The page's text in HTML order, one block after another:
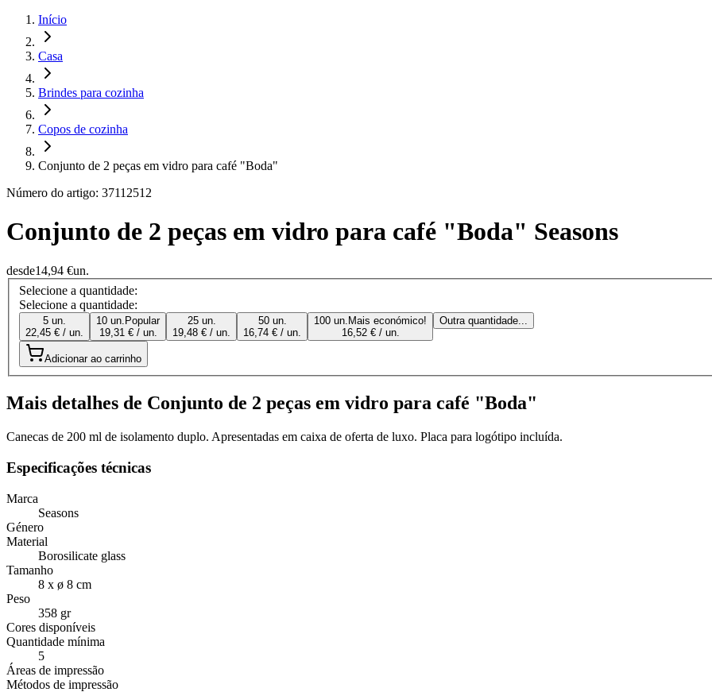
Início
Casa
Brindes para cozinha
Copos de cozinha
Conjunto de 2 peças em vidro para café "Boda"
Número do artigo: 37112512
Conjunto de 2 peças em vidro para café "Boda" Seasons
desde14,94 €un.
Selecione a quantidade:
Selecione a quantidade:
5 un.
22,45 € / un.
10 un. Popular
19,31 € / un.
25 un.
19,48 € / un.
50 un.
16,74 € / un.
100 un. Mais económico!
16,52 € / un.
Outra quantidade...
Adicionar ao carrinho
Mais detalhes de Conjunto de 2 peças em vidro para café "Boda"
Canecas de 200 ml de isolamento duplo. Apresentadas em caixa de oferta de luxo. Placa para logótipo incluída.
Especificações técnicas
Marca
Seasons
Género
Material
Borosilicate glass
Tamanho
8 x ø 8 cm
Peso
358 gr
Cores disponíveis
Quantidade mínima
5
Áreas de impressão
Métodos de impressão